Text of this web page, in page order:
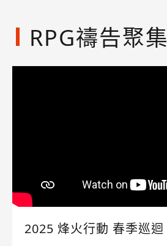
RPG禱告聚集
2025 烽火行動 春季巡迴